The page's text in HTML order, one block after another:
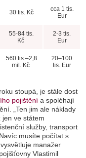
30 tis. Kč
cca 1 tis.
Eur
55-84 tis.
Kč
2-3 tis.
Eur
560 tis.–2,8
mil. Kč
20–100
tis. Eur
stoupá, je stále dost
pojištění a spoléhají
„ Ten jim ale náklady
ve státem
služby, transport
musíte počítat s
vysvětluje manažer
Vlastimil